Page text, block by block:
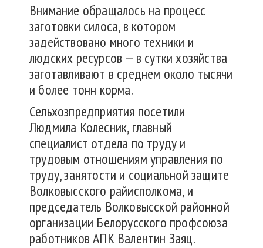
Внимание обращалось на процесс
заготовки силоса, в котором
задействовано много техники и
людских ресурсов — в сутки хозяйства
заготавливают в среднем около тысячи
и более тонн корма.
Сельхозпредприятия посетили
Людмила Колесник, главный
специалист отдела по труду и
трудовым отношениям управления по
труду, занятости и социальной защите
Волковысского райисполкома, и
председатель Волковысской районной
организации Белорусского профсоюза
работников АПК Валентин Заяц.